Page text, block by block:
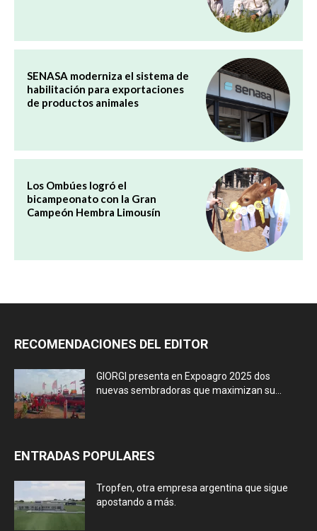
SENASA moderniza el sistema de
habilitación para exportaciones
de productos animales
Los Ombúes logró el
bicampeonato con la Gran
Campeón Hembra Limousín
RECOMENDACIONES DEL EDITOR
GIORGI presenta en Expoagro 2025 dos
nuevas sembradoras que maximizan su...
ENTRADAS POPULARES
Tropfen, otra empresa argentina que sigue
apostando a más.